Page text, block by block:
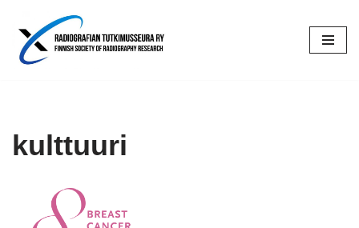
Siirry
suoraan
kulttuuri